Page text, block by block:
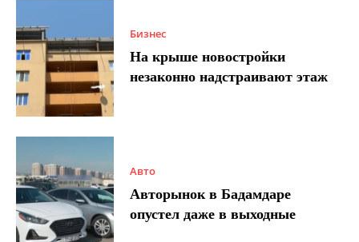
Бизнес
На крыше новостройки
незаконно надстраивают этаж
Авто
Авторынок в Бадамдаре
опустел даже в выходные